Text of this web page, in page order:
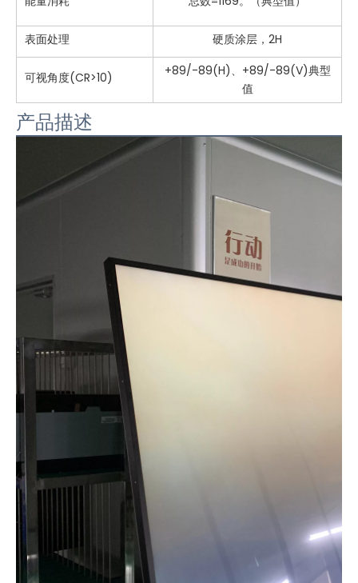
表面处理 硬质涂层，2H
可视角度(CR>10)
+89/-89(H)、+89/-89(V)典型
值
产品描述